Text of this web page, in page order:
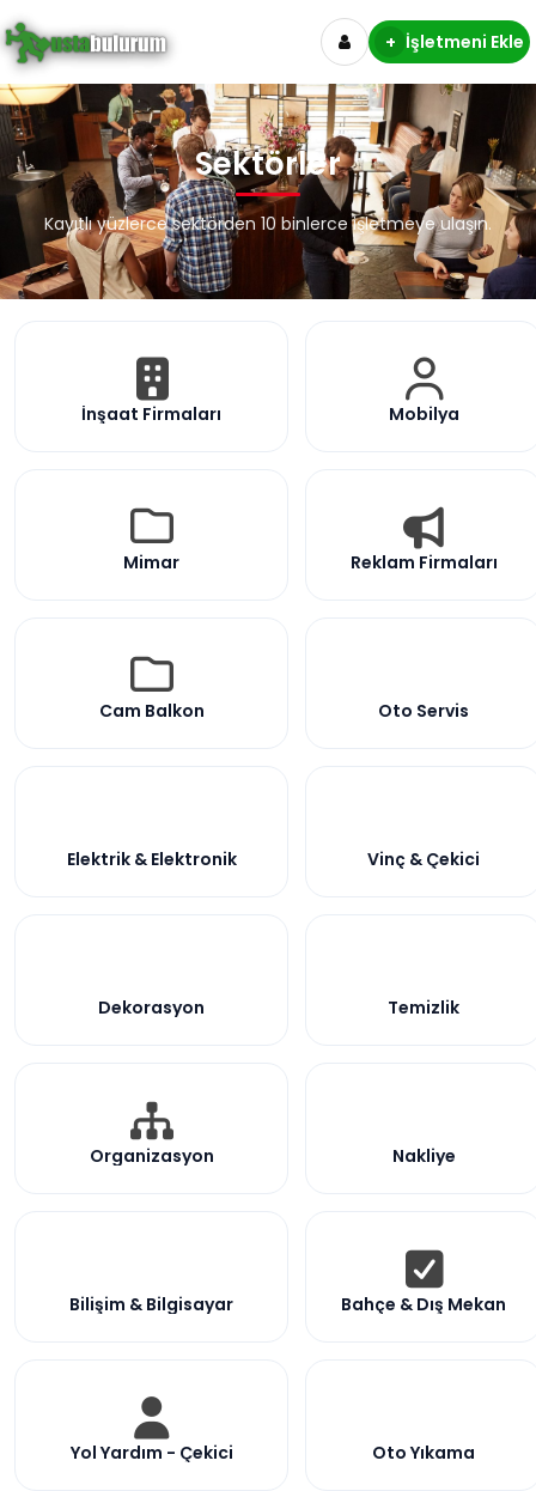
+ İşletmeni Ekle
Sektörler
Kayıtlı yüzlerce sektörden 10 binlerce işletmeye ulaşın.
İnşaat Firmaları Mobilya
Mimar Reklam Firmaları
Cam Balkon Oto Servis
Elektrik & Elektronik Vinç & Çekici
Dekorasyon Temizlik
Organizasyon Nakliye
Bilişim & Bilgisayar Bahçe & Dış Mekan
Yol Yardım - Çekici Oto Yıkama